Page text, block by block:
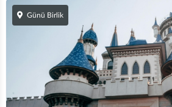
Günü Birlik